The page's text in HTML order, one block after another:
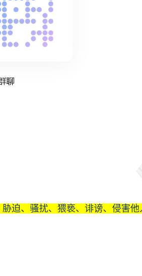
胁迫、骚扰、猥亵、诽谤、侵害